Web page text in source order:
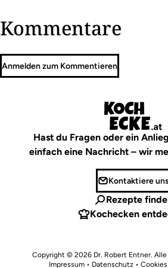
Kommentare
Anmelden zum Kommentieren
Hast du Fragen oder ein
einfach eine Nachricht – wir
Kontaktiere uns
Rezepte
Kochecken
Copyright © 2026 Dr. Robert Entner.
Impressum • Datenschutz • Cookies